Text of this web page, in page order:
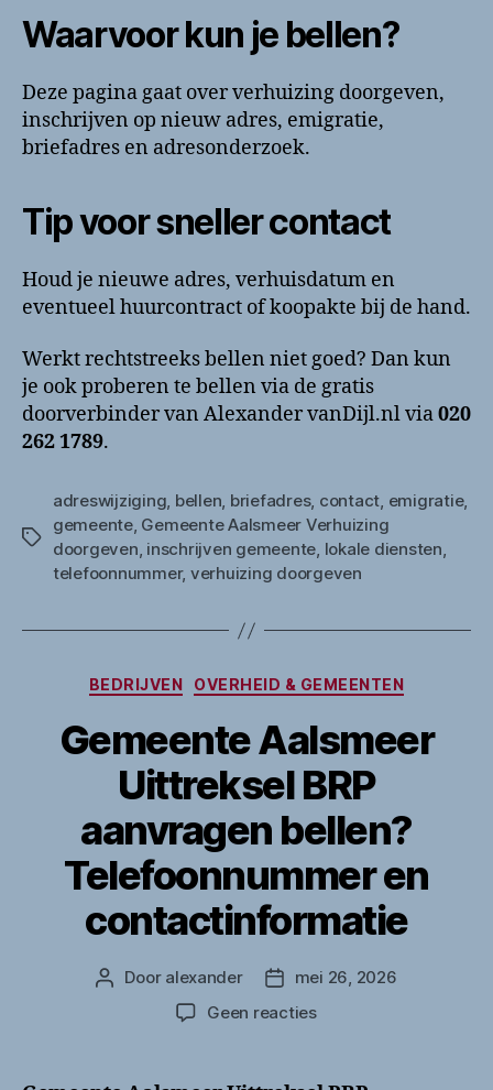
Waarvoor kun je bellen?
Deze pagina gaat over verhuizing doorgeven,
inschrijven op nieuw adres, emigratie,
briefadres en adresonderzoek.
Tip voor sneller contact
Houd je nieuwe adres, verhuisdatum en
eventueel huurcontract of koopakte bij de hand.
Werkt rechtstreeks bellen niet goed? Dan kun
je ook proberen te bellen via de gratis
doorverbinder van Alexander vanDijl.nl via020
262 1789.
Tags
adreswijziging, bellen, briefadres, contact, emigratie,
gemeente, Gemeente Aalsmeer Verhuizing
doorgeven, inschrijven gemeente, lokale diensten,
telefoonnummer, verhuizing doorgeven
Categorieën
BEDRIJVEN OVERHEID & GEMEENTEN
Gemeente Aalsmeer
Uittreksel BRP
aanvragen bellen?
Telefoonnummer en
contactinformatie
Berichtauteur
Door alexander Berichtdatum
mei 26, 2026
Geen reactiesop
Uittreksel